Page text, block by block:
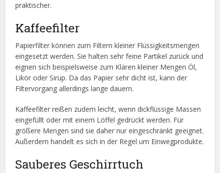
praktischer.
Kaffeefilter
Papierfilter können zum Filtern kleiner Flüssigkeitsmengen
eingesetzt werden. Sie halten sehr feine Partikel zurück und
eignen sich beispielsweise zum Klären kleiner Mengen Öl,
Likör oder Sirup. Da das Papier sehr dicht ist, kann der
Filtervorgang allerdings lange dauern.
Kaffeefilter reißen zudem leicht, wenn dickflüssige Massen
eingefüllt oder mit einem Löffel gedrückt werden. Für
größere Mengen sind sie daher nur eingeschränkt geeignet.
Außerdem handelt es sich in der Regel um Einwegprodukte.
Sauberes Geschirrtuch